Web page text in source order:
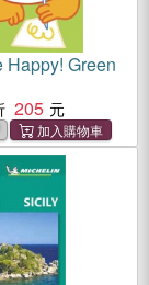
Happy! Green
205